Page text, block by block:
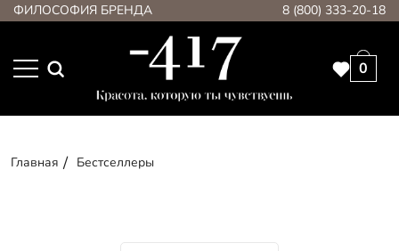
ФИЛОСОФИЯ БРЕНДА 8 (800) 333-20-18
0
Главная Бестселлеры